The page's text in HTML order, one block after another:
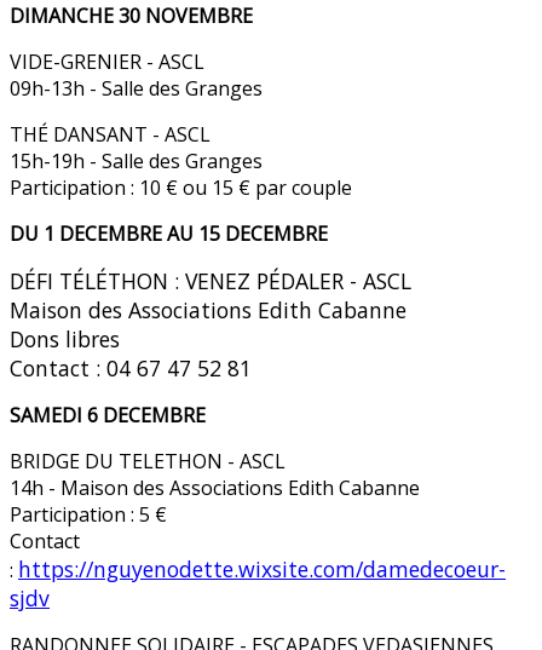
DIMANCHE 30 NOVEMBRE
VIDE-GRENIER - ASCL
09h-13h - Salle des Granges
THÉ DANSANT - ASCL
15h-19h - Salle des Granges
Participation : 10 € ou 15 € par couple
DU 1 DECEMBRE AU 15 DECEMBRE
DÉFI TÉLÉTHON : VENEZ PÉDALER - ASCL
Maison des Associations Edith Cabanne
Dons libres
Contact : 04 67 47 52 81
SAMEDI 6 DECEMBRE
BRIDGE DU TELETHON - ASCL
14h - Maison des Associations Edith Cabanne
Participation : 5 €
Contact
: https://nguyenodette.wixsite.com/damedecoeur-
sjdv